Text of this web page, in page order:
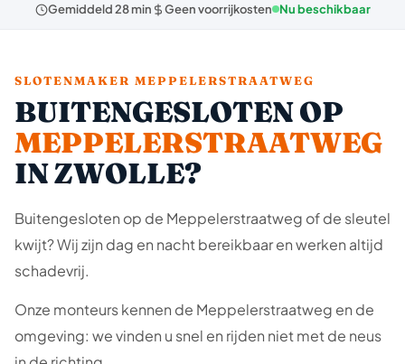
Gemiddeld 28 min
Geen voorrijkosten Nu beschikbaar
SLOTENMAKER MEPPELERSTRAATWEG
BUITENGESLOTEN OP
MEPPELERSTRAATWEG
IN ZWOLLE?
Buitengesloten op de Meppelerstraatweg of de sleutel
kwijt? Wij zijn dag en nacht bereikbaar en werken altijd
schadevrij.
Onze monteurs kennen de Meppelerstraatweg en de
omgeving: we vinden u snel en rijden niet met de neus